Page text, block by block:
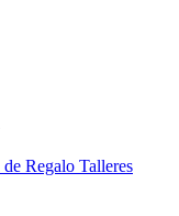
de Regalo Talleres